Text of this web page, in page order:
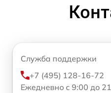
Служба поддержки
+7 (495) 128-16-72
Ежедневно с 9:00 до